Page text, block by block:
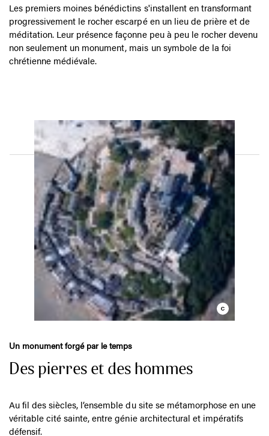
Les premiers moines bénédictins s'installent en transformant
progressivement le rocher escarpé en un lieu de prière et de
méditation. Leur présence façonne peu à peu le rocher devenu
non seulement un monument, mais un symbole de la foi
chrétienne médiévale.
Un monument forgé par le temps
Des pierres et des hommes